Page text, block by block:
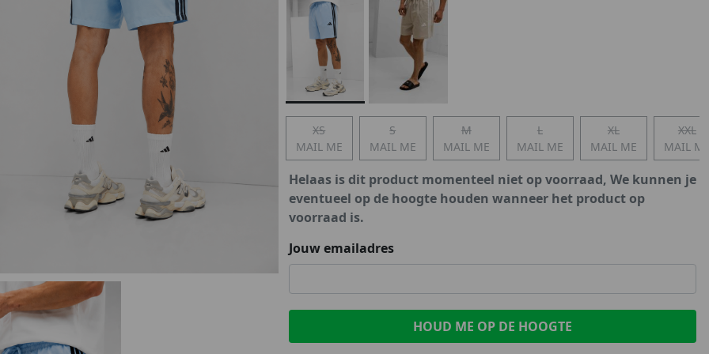
MID SEASON-SALE DAMES MID SEASON-SALE KIDS
XS
MAIL ME
S
MAIL ME
M
MAIL ME
L
MAIL ME
XL
MAIL ME
XXL
MAIL
Helaas is dit product momenteel niet op voorraad, We kunnen je
eventueel op de hoogte houden wanneer het product op
voorraad is.
Jouw emailadres